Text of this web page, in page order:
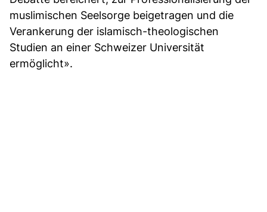
muslimischen Seelsorge beigetragen und die
Verankerung der islamisch-theologischen
Studien an einer Schweizer Universität
ermöglicht».